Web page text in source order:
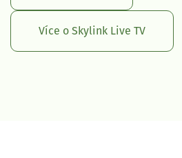
Více o Skylink Live TV